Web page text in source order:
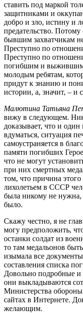
ставить под маркой
защитниками и
добро и зло, истину и
предательство. Потому
бывшим захватчикам
Преступно по
Преступно по
погибшим и
молодым ребятам,
придут к знанию и
истории, а, значит, – и
Малютина Татьяна
вижу в следующем.
доказывает, что и
вдуматься, ситуация
самоустраняется в
памяти погибших
что не могут
при них смертных
том, что причина
лихолетьем в СССР
была никому не нужна,
было.
Скажу честно, я не
могу предположить,
останки солдат из
то там медальонов
изымала все
составления списка
Довольно подробные и
они выкладываются
Министерства
сайтах в Интернете.
желающим.